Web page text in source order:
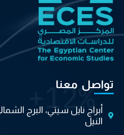
تواصل معنا
أبراج نايل سيتي، البرج
النيل